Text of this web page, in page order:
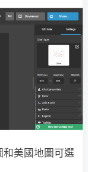
美國地圖可選